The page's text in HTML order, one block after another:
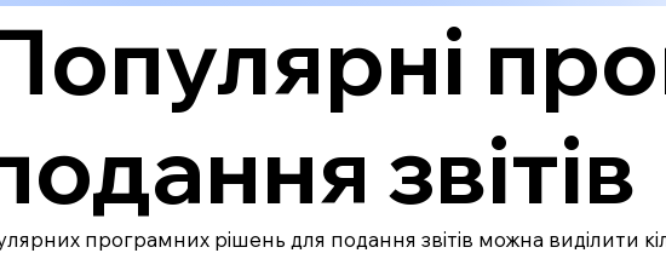
звітів
програмних рішень для подання звітів можна виділити